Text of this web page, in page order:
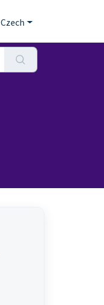
Czech